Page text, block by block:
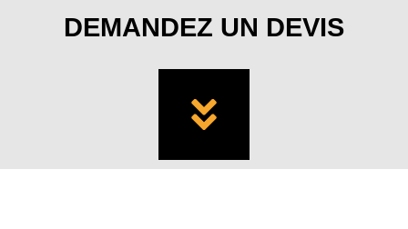
DEMANDEZ UN DEVIS